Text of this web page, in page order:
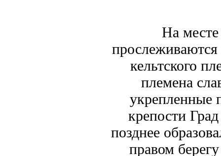
На
кельтского
племена
укрепленные
крепости
позднее
правом